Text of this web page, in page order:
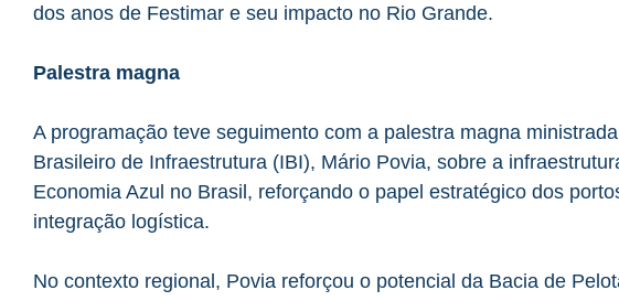
dos anos de Festimar e seu impacto no Rio Grande.
Palestra magna
A programação teve seguimento com a palestra magna
Brasileiro de Infraestrutura (IBI), Mário Povia, sobre a
Economia Azul no Brasil, reforçando o papel estratégico dos
integração logística.
No contexto regional, Povia reforçou o potencial da Bacia de